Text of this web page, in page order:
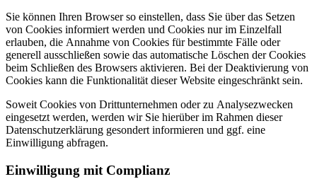
Sie können Ihren Browser so einstellen, dass Sie über das Setzen
von Cookies informiert werden und Cookies nur im Einzelfall
erlauben, die Annahme von Cookies für bestimmte Fälle oder
generell ausschließen sowie das automatische Löschen der Cookies
beim Schließen des Browsers aktivieren. Bei der Deaktivierung von
Cookies kann die Funktionalität dieser Website eingeschränkt sein.
Soweit Cookies von Drittunternehmen oder zu Analysezwecken
eingesetzt werden, werden wir Sie hierüber im Rahmen dieser
Datenschutzerklärung gesondert informieren und ggf. eine
Einwilligung abfragen.
Einwilligung mit Complianz